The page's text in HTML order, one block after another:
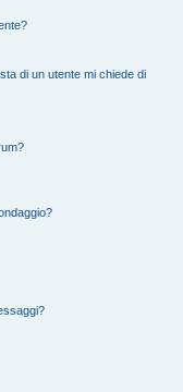
di un utente mi chiede di